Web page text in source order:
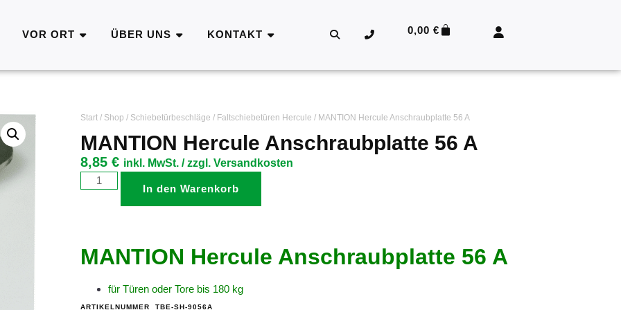
VOR ORT ÜBER UNS KONTAKT 0,00€
Start/ Shop / Schiebetürbeschläge / Faltschiebetüren Hercule / MANTION Hercule Anschraubplatte 56 A
MANTION Hercule Anschraubplatte 56 A
8,85 € inkl. MwSt. / zzgl. Versandkosten
In den Warenkorb
MANTION Hercule Anschraubplatte 56 A
für Türen oder Tore bis 180 kg
ARTIKELNUMMER TBE-SH-9056A